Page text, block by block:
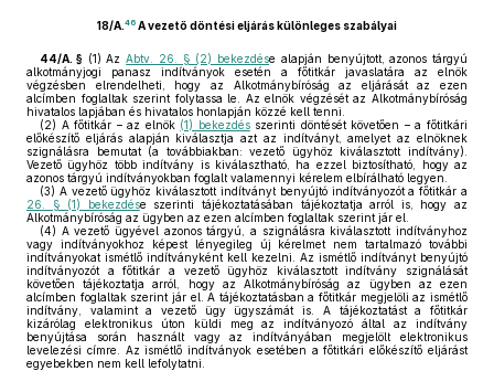
18/A.46 A vezető döntési eljárás különleges szabályai
44/A. § (1) AzAbtv. 26. § (2) bekezdése alapján benyújtott, azonos tárgyú
alkotmányjogi panasz indítványok esetén a főtitkár javaslatára az elnök
végzésben elrendelheti, hogy az Alkotmánybíróság az eljárását az ezen
alcímben foglaltak szerint folytassa le. Az elnök végzését az Alkotmánybíróság
hivatalos lapjában és hivatalos honlapján közzé kell tenni.
(2) A főtitkár – az elnök (1) bekezdésszerinti döntését követően – a főtitkári
előkészítő eljárás alapján kiválasztja azt az indítványt, amelyet az elnöknek
szignálásra bemutat (a továbbiakban: vezető ügyhöz kiválasztott indítvány).
Vezető ügyhöz több indítvány is kiválasztható, ha ezzel biztosítható, hogy az
azonos tárgyú indítványokban foglalt valamennyi kérelem elbírálható legyen.
(3) A vezető ügyhöz kiválasztott indítványt benyújtó indítványozót a főtitkár a
26. § (1) bekezdése szerinti tájékoztatásában tájékoztatja arról is, hogy az
Alkotmánybíróság az ügyben az ezen alcímben foglaltak szerint jár el.
(4) A vezető ügyével azonos tárgyú, a szignálásra kiválasztott indítványhoz
vagy indítványokhoz képest lényegileg új kérelmet nem tartalmazó további
indítványokat ismétlő indítványként kell kezelni. Az ismétlő indítványt benyújtó
indítványozót a főtitkár a vezető ügyhöz kiválasztott indítvány szignálását
követően tájékoztatja arról, hogy az Alkotmánybíróság az ügyben az ezen
alcímben foglaltak szerint jár el. A tájékoztatásban a főtitkár megjelöli az ismétlő
indítvány, valamint a vezető ügy ügyszámát is. A tájékoztatást a főtitkár
kizárólag elektronikus úton küldi meg az indítványozó által az indítvány
benyújtása során használt vagy az indítványában megjelölt elektronikus
levelezési címre. Az ismétlő indítványok esetében a főtitkári előkészítő eljárást
egyebekben nem kell lefolytatni.